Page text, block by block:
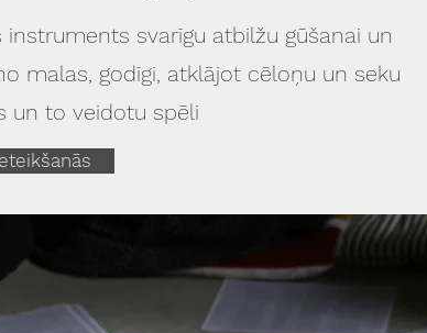
instruments svarīgu atbilžu gūšanai un
malas, godīgi, atklājot cēloņu un seku
un to veidotu spēli